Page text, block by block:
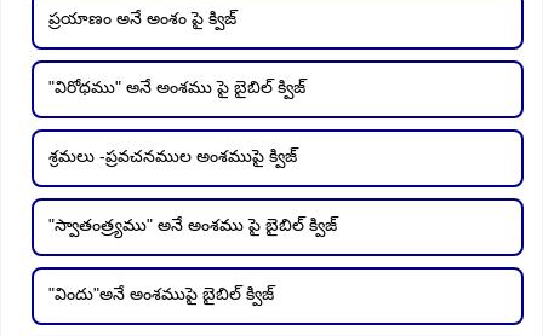
ప్రయాణం అనే అంశం పై క్విజ్
"విరోధము" అనే అంశము పై బైబిల్ క్విజ్
శ్రమలు -ప్రవచనముల అంశముపై క్విజ్
"స్వాతంత్ర్యము" అనే అంశము పై బైబిల్ క్విజ్
"విందు"అనే అంశముపై బైబిల్ క్విజ్